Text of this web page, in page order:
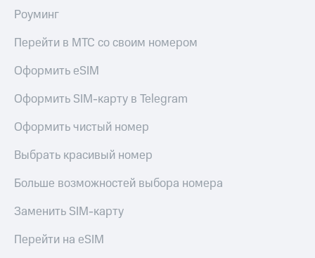
Контакты
деловая этика
Роуминг
Перейти в МТС со своим номером
Оформить eSIM
Оформить SIM-карту в Telegram
Оформить чистый номер
Выбрать красивый номер
Больше возможностей выбора номера
Заменить SIM-карту
Перейти на eSIM